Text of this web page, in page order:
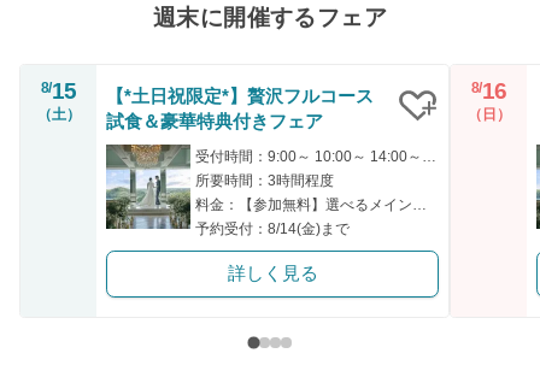
週末に開催するフェア
8/15
（土）
【*土日祝限定*】贅沢フルコース
試食＆豪華特典付きフェア
受付時間：9:00～ 10:00～ 14:00～ 15:00～ 17:00～
所要時間：3時間程度
料金：【参加無料】選べるメインコース＋パティシエ特製デザート
予約受付：8/14(金)まで
詳しく見る
8/16
（日）